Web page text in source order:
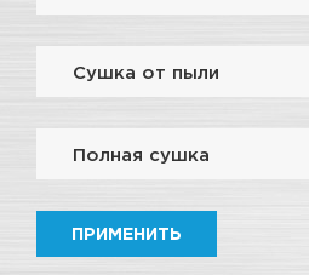
Сушка от пыли
Полная сушка
ПРИМЕНИТЬ